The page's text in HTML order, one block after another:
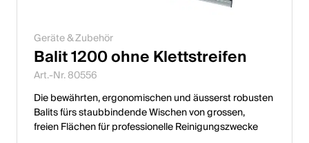
Geräte & Zubehör
Balit 1200 ohne Klettstreifen
Art.-Nr. 80556
Die bewährten, ergonomischen und äusserst robusten
Balits fürs staubbindende Wischen von grossen,
freien Flächen für professionelle Reinigungszwecke